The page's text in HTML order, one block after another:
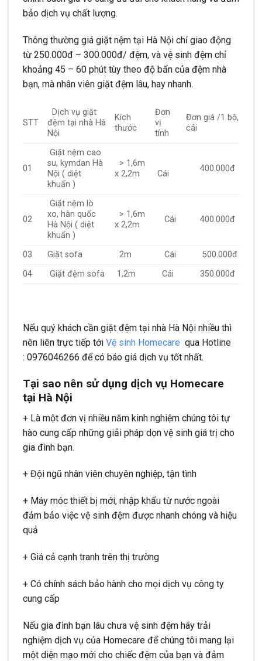
bảo dịch vụ chất lượng.
Thông thường giá giặt nệm tại Hà Nội chỉ giao động
từ 250.000đ – 300.000đ/ đệm, và vệ sinh đệm chỉ
khoảng 45 – 60 phút tùy theo độ bẩn của đệm nhà
bạn, mà nhân viên giặt đệm lâu, hay nhanh.
STT
Dịch vụ giặt
đệm tại nhà Hà
Nội
Kích
thước
Đơn
vị
tính
Đơn giá /1 bộ,
cái
01
Giặt nệm cao
su, kymdan Hà
Nội ( diệt
khuẩn )
> 1,6m
x 2,2m
Cái
400.000đ
02
Giặt nệm lò
xo, hàn quốc
Hà Nội ( diệt
khuẩn )
> 1,6m
x 2,2m
Cái 400.000đ
03 Giặt sofa 2m Cái
500.000đ
04
Giặt đệm sofa 1,2m Cái 350.000đ
Nếu quý khách cần giặt đệm tại nhà Hà Nội nhiều thì
nên liên trực tiếp tới Vệ sinh Homecare qua Hotline
: 0976046266 để có báo giá dịch vụ tốt nhất.
Tại sao nên sử dụng dịch vụ Homecare
tại Hà Nội
+ Là một đơn vị nhiều năm kinh nghiệm chúng tôi tự
hào cung cấp những giải pháp dọn vệ sinh giá trị cho
gia đình bạn.
+ Đội ngũ nhân viên chuyên nghiệp, tận tình
+ Máy móc thiết bị mới, nhập khẩu từ nước ngoài
đảm bảo việc vệ sinh đệm được nhanh chóng và hiệu
quả
+ Giá cả cạnh tranh trên thị trường
+ Có chính sách bảo hành cho mọi dịch vụ công ty
cung cấp
Nếu gia đình bạn lâu chưa vệ sinh đệm hãy trải
nghiệm dịch vụ của Homecare để chúng tôi mang lại
một diện mạo mới cho chiếc đệm của bạn và đảm